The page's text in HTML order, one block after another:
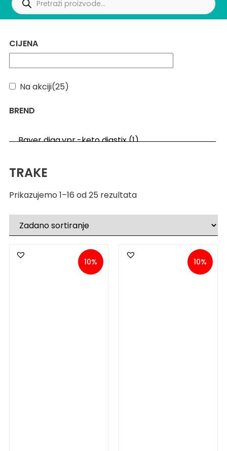
CIJENA
Na akciji(25)
BREND
TRAKE
Prikazujemo 1–16 od 25 rezultata
10% 10%